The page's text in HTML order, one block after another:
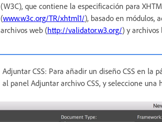
(W3C), que contiene la especificación para
(www.w3c.org/TR/xhtml1/), basado en módulos,
archivos web (http://validator.w3.org/) y archivos
Adjuntar CSS: Para añadir un diseño CSS en
al panel Adjuntar archivo CSS, y seleccione una